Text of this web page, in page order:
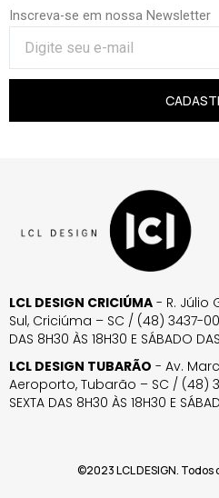
Inscreva-se em nossa Newsletter
LCL DESIGN CRICIÚMA - R. Júlio
Sul, Criciúma – SC / (48) 3437-
DAS 8H30 ÀS 18H30 E SÁBADO
LCL DESIGN TUBARÃO - Av.
Aeroporto, Tubarão – SC / (48)
SEXTA DAS 8H30 ÀS 18H30 E
©2023 LCL DESIGN.